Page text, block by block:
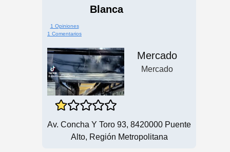
Blanca
1 Opiniones
1 Comentarios
Mercado
Mercado
Av. Concha Y Toro 93, 8420000 Puente
Alto, Región Metropolitana